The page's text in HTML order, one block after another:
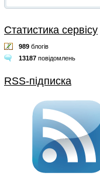
Статистика сервісу
989 блогів
13187 повідомлень
RSS-підписка